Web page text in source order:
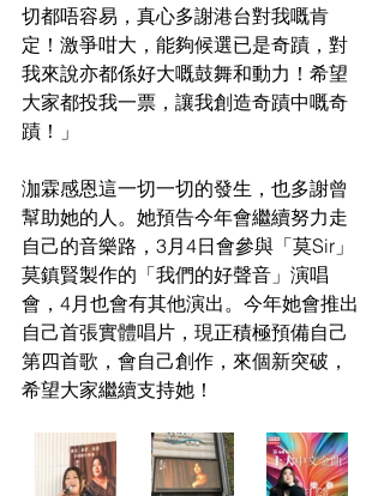
切都唔容易，真心多謝港台對我嘅肯
定！激爭咁大，能夠候選已是奇蹟，對
我來說亦都係好大嘅鼓舞和動力！希望
大家都投我一票，讓我創造奇蹟中嘅奇
蹟！」
泇霖感恩這一切一切的發生，也多謝曾
幫助她的人。她預告今年會繼續努力走
自己的音樂路，3月4日會參與「莫Sir」
莫鎮賢製作的「我們的好聲音」演唱
會，4月也會有其他演出。今年她會推出
自己首張實體唱片，現正積極預備自己
第四首歌，會自己創作，來個新突破，
希望大家繼續支持她！